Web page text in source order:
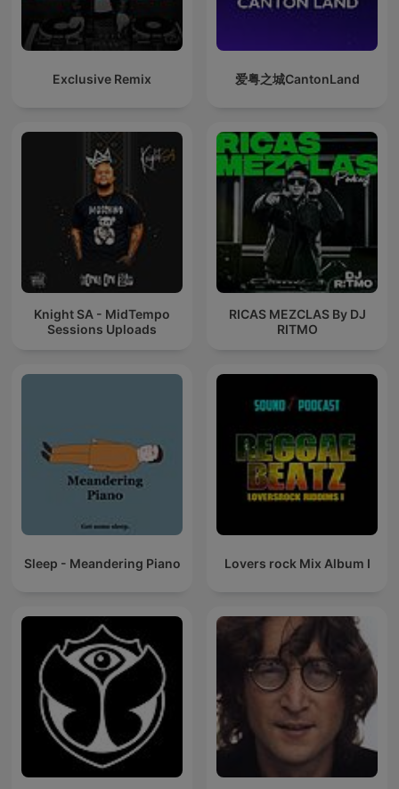
Exclusive Remix 爱粤之城CantonLand
Knight SA - MidTempo
Sessions Uploads
RICAS MEZCLAS By DJ
RITMO
Sleep - Meandering Piano Lovers rock Mix Album I